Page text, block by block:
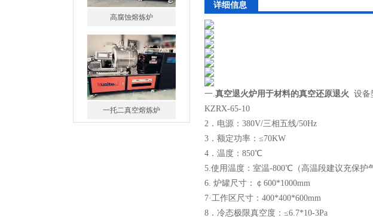
高腐蚀熔炼炉
一托二真空熔炼炉
详细信息
一.真空退火炉用于材料的真空还原退火 设备
KZRX-65-10
2．电源：380V/三相五线/50Hz
3．额定功率：≤70KW
4．温度：850℃
5.使用温度：室温-800℃（高温段建议充保护
6. 炉罐尺寸：￠600*1000mm
7·工作区尺寸：400*400*600mm
8．冷态极限真空度：≤6.7*10-3Pa